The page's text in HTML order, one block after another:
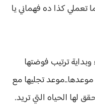
كذا ده فهماني يا
ترتيب فوضتها
موعدها..موعد تجليها مع
لها الحياه التي تريد.